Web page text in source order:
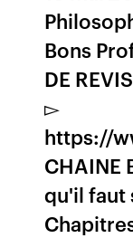
Bons
DE
▻
https://
CHAINE
qu'il faut